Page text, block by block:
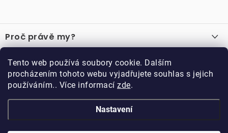
Tento web používá soubory cookie. Dalším
procházením tohoto webu vyjadřujete souhlas s jejich
používáním.. Více informací zde.
Nastavení
á
p
a
Proč právě my?
Recenze
Důležité odkazy
Velkoobchod
Vzorková prodejna
Kariéra
O nákupu
Obchodní podmínky